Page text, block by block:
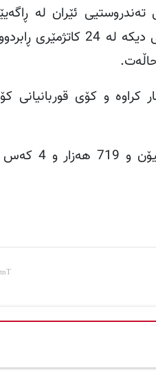
ڕۆژی شەممە 14ی ڕەشەمەی 1400 وەزارەتی
ئامارەکانی لەبارەی کۆرۆناوە ڕاگەیاند و بەو پێیەش 4
.
هۆی کۆرۆنا تۆمار کراوە و کۆی
شایانی باسە وتەبێژی